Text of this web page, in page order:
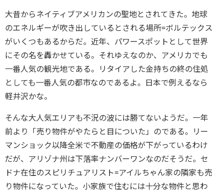
大昔からネイティブアメリカンの聖地とされてきた。地球
のエネルギーが吹き出しているとされる場所=ボルテックス
がいくつもあるからだ。近年、パワースポットとして世界
にその名を轟かせている。それゆえなのか、アメリカでも
一番人気の観光地である。リタイアした金持ちの終の住処
としても一番人気の都市なのであるよ。日本で例えるなら
軽井沢かな。
そんな大人気エリアも不況の波には勝てないようだ。一年
前より「売り物件がやたらと目についた」のである。リー
マンショック以降全米で不動産の価格が下がっているわけ
だが、アリゾナ州は下落率ナンバーワンなのだそうだ。セ
ドナ在住のスピリチュアリスト=アイルちゃん家の隣家も売
り物件になっていた。小家族で住むには十分な物件と思わ